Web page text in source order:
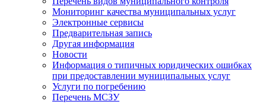
Мониторинг качества муниципальных услуг
Электронные сервисы
Предварительная запись
Другая информация
Новости
Информация о типичных юридических ошибках
при предоставлении муниципальных услуг
Услуги по погребению
Перечень МСЗУ